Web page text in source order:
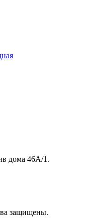
дома 46А/1.
защищены.